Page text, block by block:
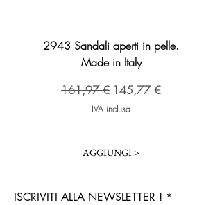
2943 Sandali aperti in pelle.
Made in Italy
Prezzo regolare
161,97 € Prezzo scontato
145,77 €
IVA inclusa
AGGIUNGI >
ISCRIVITI ALLA NEWSLETTER !